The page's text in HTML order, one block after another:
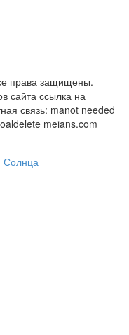
права защищены.
сайта ссылка на
связь: manot needed
delete meians.com